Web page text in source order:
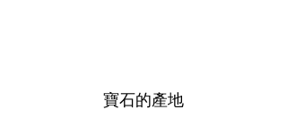
寶石的產地